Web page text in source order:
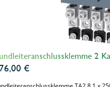
2
€